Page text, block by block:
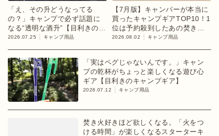
「え、その升どうなってる
の？」キャンプで必ず話題に
なる“透明な酒升”【目利きのキ
ャンプギア】
2026.07.25 キャンプ用品
【7月版】キャンパーが本当に
買ったキャンプギアTOP10！1
位は予約殺到したあの焚き火
台
2026.08.02 キャンプ用品
「実はペグじゃないんです。」キャン
プの乾杯がちょっと楽しくなる遊び心
ギア【目利きのキャンプギア】
2026.07.12 キャンプ用品
焚き火好きほど欲しくなる。「火をつ
ける時間」が楽しくなるスターターキ